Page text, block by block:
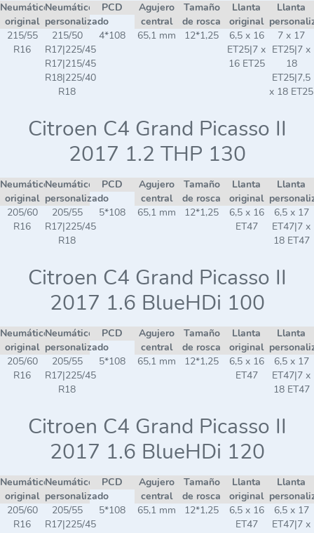
Neumático
original
Neumático
personalizado
PCD
Agujero
central
Tamaño
de rosca
Llanta
original
Llanta
215/55
R16
215/50
R17|225/45
R17|215/45
R18|225/40
R18
4*108 65,1 mm 12*1,25
6,5 x 16
ET25|7 x
16 ET25
7 x 17
ET25|7 x
18
ET25|7,5
x 18 ET25
Citroen C4 Grand Picasso II
2017 1.2 THP 130
Neumático
original
Neumático
personalizado
PCD
Agujero
central
Tamaño
de rosca
Llanta
original
Llanta
205/60
R16
205/55
R17|225/45
R18
5*108 65,1 mm 12*1,25
6,5 x 16
ET47
6,5 x 17
ET47|7 x
18 ET47
Citroen C4 Grand Picasso II
2017 1.6 BlueHDi 100
Neumático
original
Neumático
personalizado
PCD
Agujero
central
Tamaño
de rosca
Llanta
original
Llanta
205/60
R16
205/55
R17|225/45
R18
5*108 65,1 mm 12*1,25
6,5 x 16
ET47
6,5 x 17
ET47|7 x
18 ET47
Citroen C4 Grand Picasso II
2017 1.6 BlueHDi 120
Neumático
original
Neumático
personalizado
PCD
Agujero
central
Tamaño
de rosca
Llanta
original
Llanta
205/60
R16
205/55
R17|225/45
5*108 65,1 mm 12*1,25
6,5 x 16
ET47
6,5 x 17
ET47|7 x